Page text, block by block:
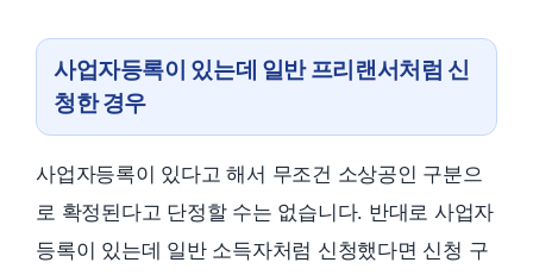
사업자등록이 있는데 일반 프리랜서처럼 신
청한 경우
사업자등록이 있다고 해서 무조건 소상공인 구분으
로 확정된다고 단정할 수는 없습니다. 반대로 사업자
등록이 있는데 일반 소득자처럼 신청했다면 신청 구